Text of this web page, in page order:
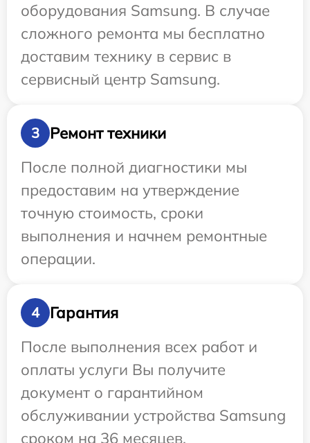
оборудования Samsung. В случае
сложного ремонта мы бесплатно
доставим технику в сервис в
сервисный центр Samsung.
3
Ремонт техники
После полной диагностики мы
предоставим на утверждение
точную стоимость, сроки
выполнения и начнем ремонтные
операции.
4
Гарантия
После выполнения всех работ и
оплаты услуги Вы получите
документ о гарантийном
обслуживании устройства Samsung
сроком на 36 месяцев.